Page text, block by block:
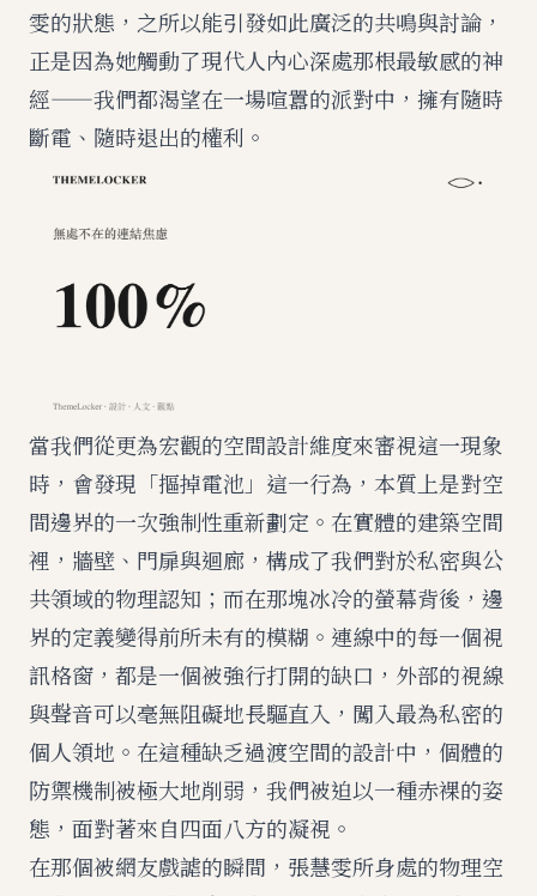
雯的狀態，之所以能引發如此廣泛的共鳴與討論，
正是因為她觸動了現代人內心深處那根最敏感的神
經——我們都渴望在一場喧囂的派對中，擁有隨時
斷電、隨時退出的權利。
當我們從更為宏觀的空間設計維度來審視這一現象
時，會發現「摳掉電池」這一行為，本質上是對空
間邊界的一次強制性重新劃定。在實體的建築空間
裡，牆壁、門扉與迴廊，構成了我們對於私密與公
共領域的物理認知；而在那塊冰冷的螢幕背後，邊
界的定義變得前所未有的模糊。連線中的每一個視
訊格窗，都是一個被強行打開的缺口，外部的視線
與聲音可以毫無阻礙地長驅直入，闖入最為私密的
個人領地。在這種缺乏過渡空間的設計中，個體的
防禦機制被極大地削弱，我們被迫以一種赤裸的姿
態，面對著來自四面八方的凝視。
在那個被網友戲謔的瞬間，張慧雯所身處的物理空